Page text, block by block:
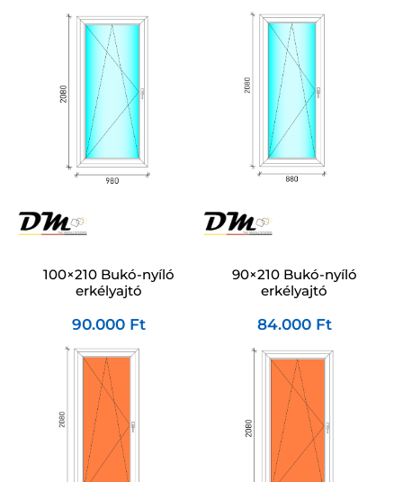
100×210 Bukó-nyíló
erkélyajtó
90.000 Ft
90×210 Bukó-nyíló
erkélyajtó
84.000 Ft